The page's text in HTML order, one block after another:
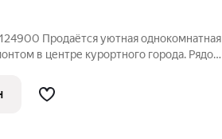
Продаётся уютная однокомнатная
в центре курортного города. Рядом
рядом с